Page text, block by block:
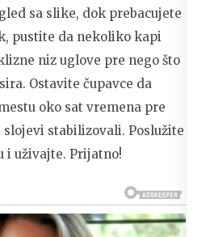
sa slike, dok prebacujete
pustite da nekoliko kapi
niz uglove pre nego što
Ostavite čupavce da
oko sat vremena pre
stabilizovali. Poslužite
i uživajte. Prijatno!